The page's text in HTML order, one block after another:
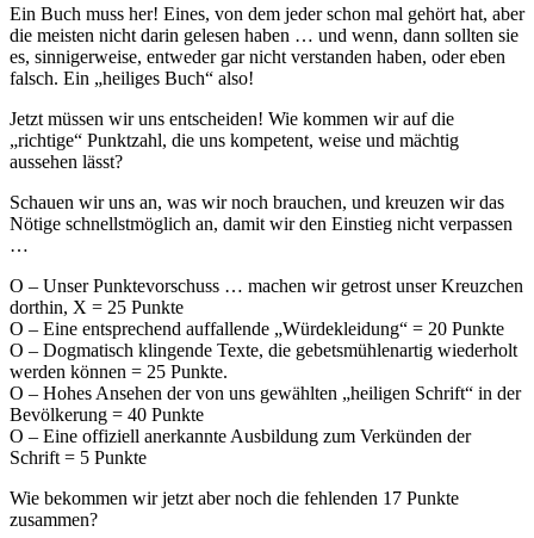
Ein Buch muss her! Eines, von dem jeder schon mal gehört hat, aber
die meisten nicht darin gelesen haben … und wenn, dann sollten sie
es, sinnigerweise, entweder gar nicht verstanden haben, oder eben
falsch. Ein „heiliges Buch“ also!
Jetzt müssen wir uns entscheiden! Wie kommen wir auf die
„richtige“ Punktzahl, die uns kompetent, weise und mächtig
aussehen lässt?
Schauen wir uns an, was wir noch brauchen, und kreuzen wir das
Nötige schnellstmöglich an, damit wir den Einstieg nicht verpassen
…
O – Unser Punktevorschuss … machen wir getrost unser Kreuzchen
dorthin, X = 25 Punkte
O – Eine entsprechend auffallende „Würdekleidung“ = 20 Punkte
O – Dogmatisch klingende Texte, die gebetsmühlenartig wiederholt
werden können = 25 Punkte.
O – Hohes Ansehen der von uns gewählten „heiligen Schrift“ in der
Bevölkerung = 40 Punkte
O – Eine offiziell anerkannte Ausbildung zum Verkünden der
Schrift = 5 Punkte
Wie bekommen wir jetzt aber noch die fehlenden 17 Punkte
zusammen?